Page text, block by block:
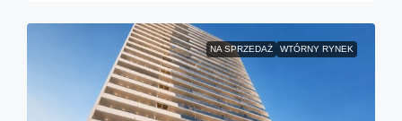
NA SPRZEDAŻ WTÓRNY RYNEK